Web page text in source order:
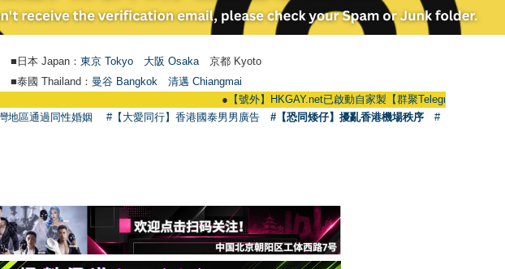
■日本 Japan： 東京 Tokyo 大阪 Osaka 京都 Kyoto
■泰國 Thailand： 曼谷 Bangkok
清邁 Chiangmai
【號外】HKGAY.net已啟動自家製【群聚Telegram群組】
地區通過同性婚姻 #【大愛同行】香港國泰男男廣告 #【恐同矮仔】擾亂香港機場秩序
#